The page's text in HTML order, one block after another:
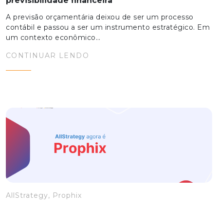
A previsão orçamentária deixou de ser um processo
contábil e passou a ser um instrumento estratégico. Em
um contexto econômico…
CONTINUAR LENDO
AllStrategy, Prophix